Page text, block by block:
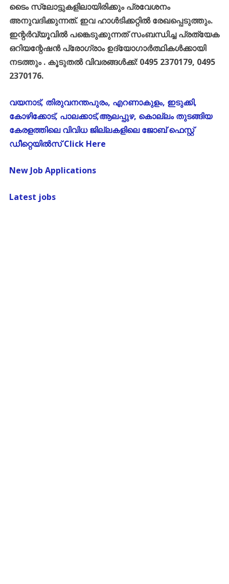
ടൈം സ്ലോട്ടുകളിലായിരിക്കും പ്രവേശനം
അനുവദിക്കുന്നത്. ഇവ ഹാള്‍ടിക്കറ്റില്‍ രേഖപ്പെടുത്തും.
ഇന്റര്‍വ്യൂവില്‍ പങ്കെടുക്കുന്നത് സംബന്ധിച്ച പ്രത്യേക
ഒറിയന്റേഷന്‍ പ്രോഗ്രാം ഉദ്യോഗാര്‍ത്ഥികള്‍ക്കായി
നടത്തും . കൂടുതല്‍ വിവരങ്ങള്‍ക്ക്: 0495 2370179, 0495
2370176.
വയനാട്, തിരുവനന്തപുരം, എറണാകുളം, ഇടുക്കി,
കോഴിക്കോട്, പാലക്കാട്,ആലപ്പുഴ, കൊല്ലം തുടങ്ങിയ
കേരളത്തിലെ വിവിധ ജില്ലകളിലെ ജോബ് ഫെസ്റ്റ്
ഡീറ്റെയിൽസ് Click Here
New Job Applications
Latest jobs